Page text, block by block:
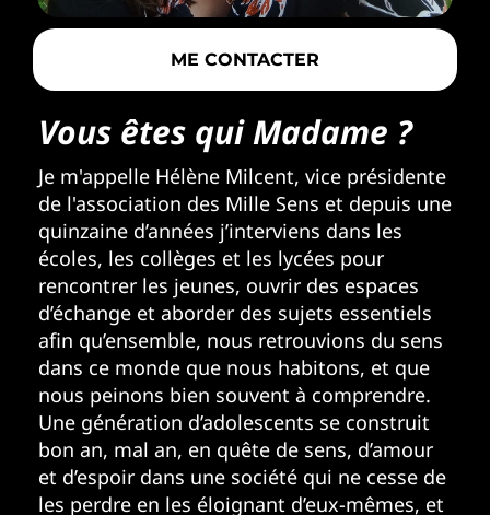
Vous êtes qui Madame ?
Je m'appelle Hélène Milcent, vice présidente
de l'association des Mille Sens et depuis une
quinzaine d’années j’interviens dans les
écoles, les collèges et les lycées pour
rencontrer les jeunes, ouvrir des espaces
d’échange et aborder des sujets essentiels
afin qu’ensemble, nous retrouvions du sens
dans ce monde que nous habitons, et que
nous peinons bien souvent à comprendre.
Une génération d’adolescents se construit
bon an, mal an, en quête de sens, d’amour
et d’espoir dans une société qui ne cesse de
les perdre en les éloignant d’eux-mêmes, et
ME CONTACTER